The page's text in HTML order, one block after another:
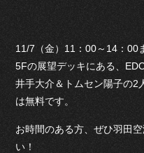
11/7（金）11：00～14：00
5Fの展望デッキにある、
井手大介＆トムセン陽子の2
は無料です。
お時間のある方、ぜひ羽田
い！